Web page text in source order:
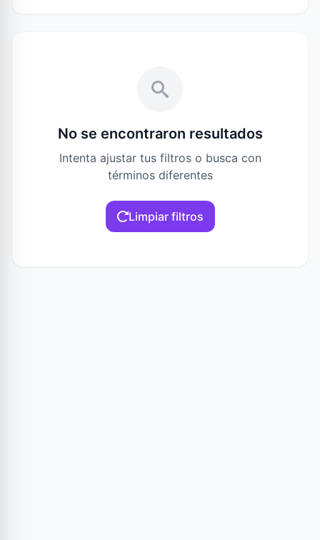
No se encontraron resultados
Intenta ajustar tus filtros o busca con
términos diferentes
Limpiar filtros